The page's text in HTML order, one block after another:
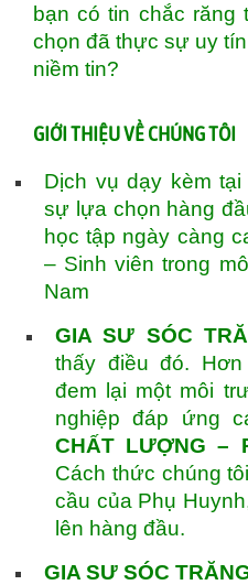
bạn có tin chắc răng
chọn đã thực sự uy
niềm tin?
GIỚI THIỆU VỀ CHÚNG TÔI
Dịch vụ dạy kèm
sự lựa chọn hàng
học tập ngày càng
– Sinh viên trong
Nam
GIA SƯ SÓC
thấy điều đó.
đem lại một môi
nghiệp đáp ứng
CHẤT LƯỢNG –
Cách thức chúng
cầu của Phụ
lên hàng đầu.
GIA SƯ SÓC